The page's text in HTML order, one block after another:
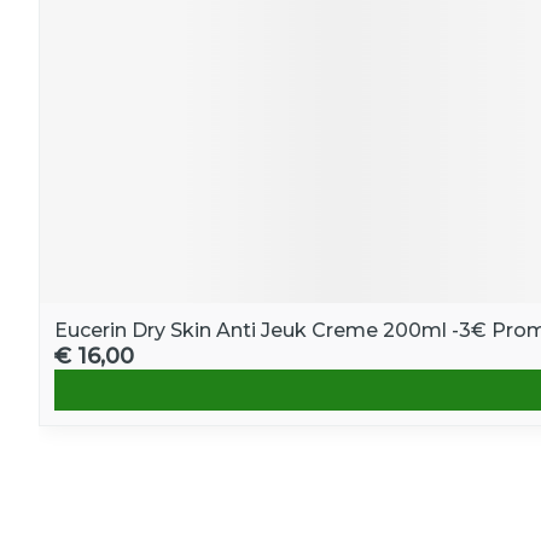
Eucerin Dry Skin Anti Jeuk Creme 200ml -3€
€ 16,00